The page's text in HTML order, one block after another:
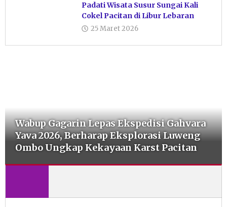
Padati Wisata Susur Sungai Kali
Cokel Pacitan di Libur Lebaran
25 Maret 2026
Wabup Gagarin Lepas Ekspedisi Gahvara
Yava 2026, Berharap Eksplorasi Luweng
Ombo Ungkap Kekayaan Karst Pacitan